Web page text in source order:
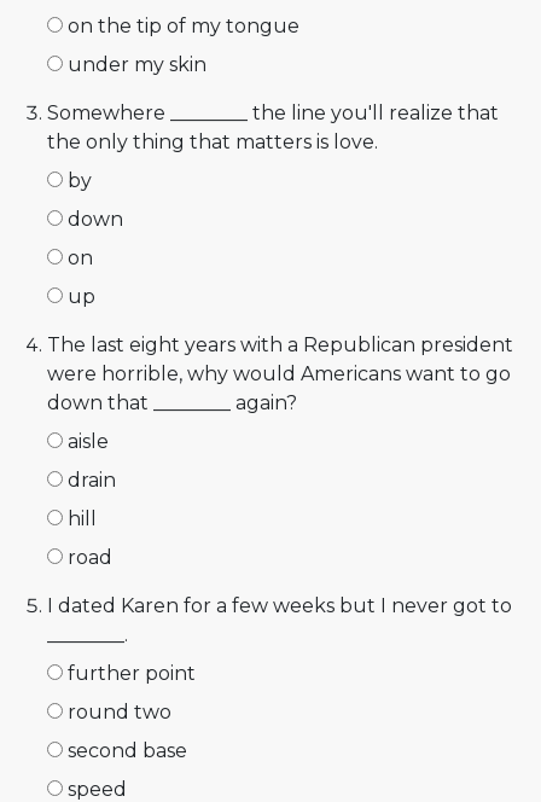
on the tip of my tongue
under my skin
Somewhere ________ the line you'll realize that
the only thing that matters is love.
by
down
on
up
The last eight years with a Republican president
were horrible, why would Americans want to go
down that ________ again?
aisle
drain
hill
road
I dated Karen for a few weeks but I never got to
________.
further point
round two
second base
speed